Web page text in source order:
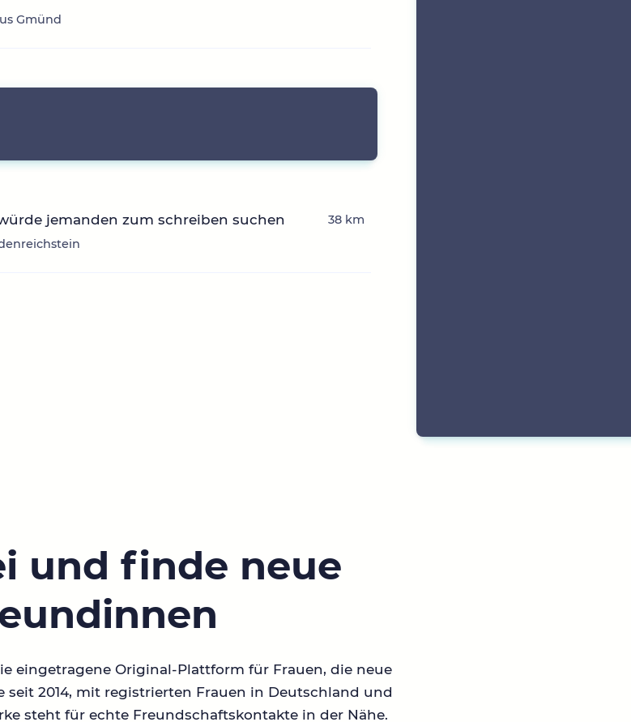
Gmünd
jemanden zum schreiben suchen 38 km
und finde neue
eingetragene Original-Plattform für Frauen, die neue
seit 2014, mit registrierten Frauen in Deutschland und
steht für echte Freundschaftskontakte in der Nähe.